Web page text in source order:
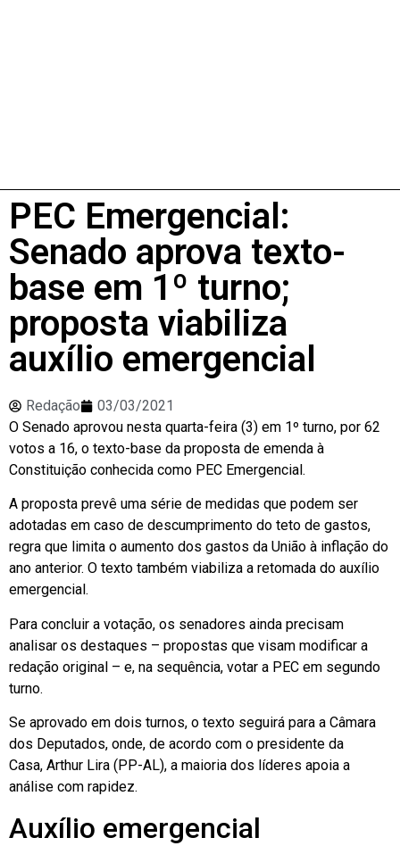
PEC Emergencial:
Senado aprova texto-
base em 1º turno;
proposta viabiliza
auxílio emergencial
Redação
03/03/2021
O Senado aprovou nesta quarta-feira (3) em 1º turno, por 62
votos a 16, o texto-base da proposta de emenda à
Constituição conhecida como PEC Emergencial.
A proposta prevê uma série de medidas que podem ser
adotadas em caso de descumprimento do teto de gastos,
regra que limita o aumento dos gastos da União à inflação do
ano anterior. O texto também viabiliza a retomada do auxílio
emergencial.
Para concluir a votação, os senadores ainda precisam
analisar os destaques – propostas que visam modificar a
redação original – e, na sequência, votar a PEC em segundo
turno.
Se aprovado em dois turnos, o texto seguirá para a Câmara
dos Deputados, onde, de acordo com o presidente da
Casa, Arthur Lira (PP-AL), a maioria dos líderes apoia a
análise com rapidez.
Auxílio emergencial